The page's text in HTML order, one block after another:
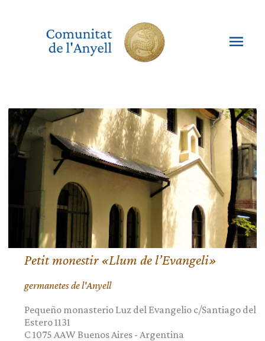
Petit monestir «Llum de l’Evangeli»
germanetes de l'Anyell
Pequeño monasterio Luz del Evangelio c/Santiago del
Estero 1131
C 1075 AAW Buenos Aires - Argentina